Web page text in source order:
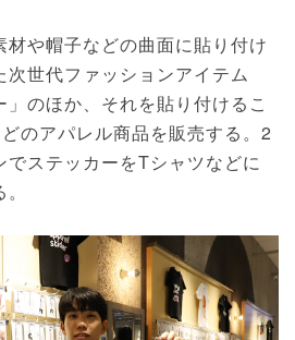
や帽子などの曲面に貼り付け
次世代ファッションアイテム
」のほか、それを貼り付けるこ
のアパレル商品を販売する。2
ステッカーをTシャツなどに